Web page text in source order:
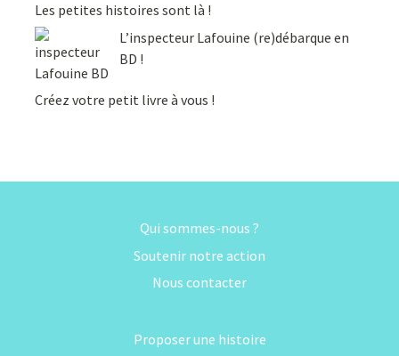
Les petites histoires sont là !
L’inspecteur Lafouine (re)débarque en
BD !
Créez votre petit livre à vous !
Qui sommes-nous ?
Soutenir notre action
Nous contacter
Proposer une histoire